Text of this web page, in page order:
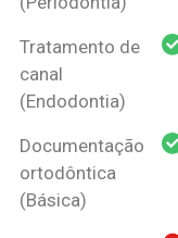
Tratamento de
canal
(Endodontia)
Documentação
ortodôntica
(Básica)